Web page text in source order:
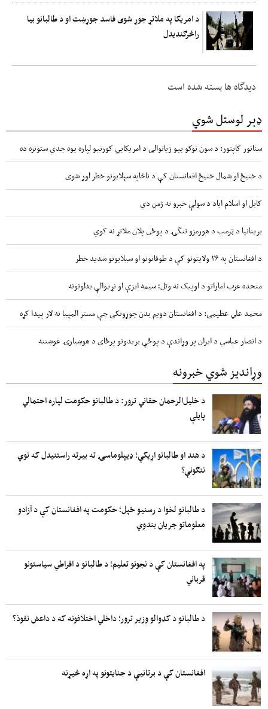
د امریکا په ملاتړ جوړ شوی فاسد جوړښت او د طالبانو بیا
راڅرګندیدل
دیدگاه ها بسته شده است
ډېر لوستل شوي
سناتور کاپتور: د سون توکو بیو زیاتوالی د امریکایي کورنیو لپاره یوه جدي ستونزه ده
د ختیځ او شمال ختیځ افغانستان کې د ناڅاپه سېلابونو خطر لوړ شوی
کابل او اسلام اباد د سولې خبرو ته ژمن دي
بریتانیا د ټرمپ د هورمزو تنگۍ د پوځي پلان ملاتړ نه کوي
د افغانستان په ۲۶ ولایتونو کې د طوفانونو او سیلابونو شدید خطر
متحده عرب اماراتو د اوپیک نه وتل؛ سیمه ایزې او نړیوالې بدلونونه
محمد علي عظیمی: د افغانستان دویم بدن جوړونکی چې مستر المپیا ته لار پیدا کړه
د انصار عباسي د ایران پر وړاندې د پوځې بریدونو پرځای د هوښیارۍ غوښتنه
وړاندیز شوي خبرونه
د خلیل‌الرحمان حقاني ترور: د طالبانو حکومت لپاره احتمالي
پایلې
د هند او طالبانو اړیکې؛ ډیپلوماسۍ ته بیرته راستنیدل که نوي
ننګونې؟
د طالبانو لخوا د رسنیو ځپل؛ حکومت په افغانستان کې د آزادو
معلوماتو جریان بندوي
په افغانستان کې د نجونو تعلیم؛ د طالبانو د افراطي سیاستونو
قرباني
د طالبانو د کډوالو وزیر ترور؛ داخلي اختلافونه که د داعش نفوذ؟
افغانستان کې د برتانیې د جنایتونو په اړه څیړنه